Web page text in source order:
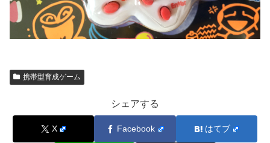
携帯型育成ゲーム
シェアする
X Facebook はてブ